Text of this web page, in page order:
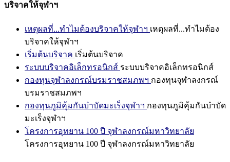
บริจาคให้จุฬาฯ
เหตุผลที่...ทำไมต้องบริจาคให้จุฬาฯ เหตุผลที่...ทำไมต้อง
บริจาคให้จุฬาฯ
เริ่มต้นบริจาค เริ่มต้นบริจาค
ระบบบริจาคอิเล็กทรอนิกส์ ระบบบริจาคอิเล็กทรอนิกส์
กองทุนจุฬาลงกรณ์บรมราชสมภพฯ กองทุนจุฬาลงกรณ์
บรมราชสมภพฯ
กองทุนภูมิคุ้มกันบำบัดมะเร็งจุฬาฯ กองทุนภูมิคุ้มกันบำบัด
มะเร็งจุฬาฯ
โครงการอุทยาน 100 ปี จุฬาลงกรณ์มหาวิทยาลัย
โครงการอุทยาน 100 ปี จุฬาลงกรณ์มหาวิทยาลัย